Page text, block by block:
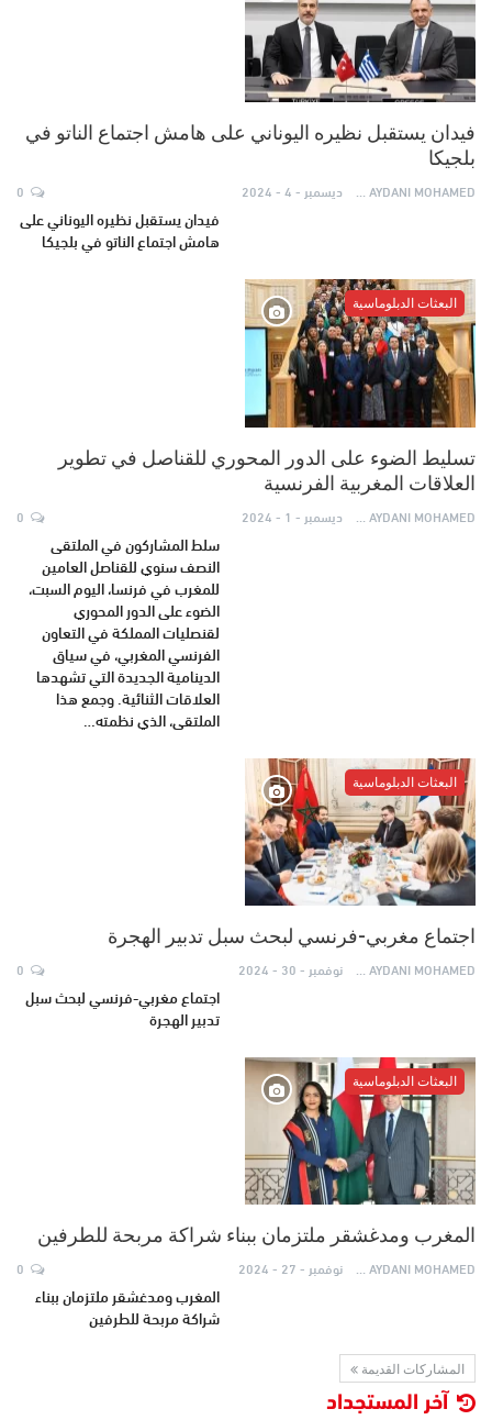
فيدان يستقبل نظيره اليوناني على هامش اجتماع الناتو في
بلجيكا
AYDANI MOHAMED ديسمبر - 4 - 2024
فيدان يستقبل نظيره اليوناني على
هامش اجتماع الناتو في بلجيكا
البعثات الدبلوماسية
تسليط الضوء على الدور المحوري للقناصل في تطوير
العلاقات المغربية الفرنسية
AYDANI MOHAMED ديسمبر - 1 - 2024
سلط المشاركون في الملتقى
النصف سنوي للقناصل العامين
للمغرب في فرنسا، اليوم السبت،
الضوء على الدور المحوري
لقنصليات المملكة في التعاون
الفرنسي المغربي، في سياق
الدينامية الجديدة التي تشهدها
العلاقات الثنائية. وجمع هذا
الملتقى، الذي نظمته…
البعثات الدبلوماسية
اجتماع مغربي-فرنسي لبحث سبل تدبير الهجرة
AYDANI MOHAMED نوفمبر - 30 - 2024
اجتماع مغربي-فرنسي لبحث سبل
تدبير الهجرة
البعثات الدبلوماسية
المغرب ومدغشقر ملتزمان ببناء شراكة مربحة للطرفين
AYDANI MOHAMED نوفمبر - 27 - 2024
المغرب ومدغشقر ملتزمان ببناء
شراكة مربحة للطرفين
المشاركات القديمة
آخر المستجداد